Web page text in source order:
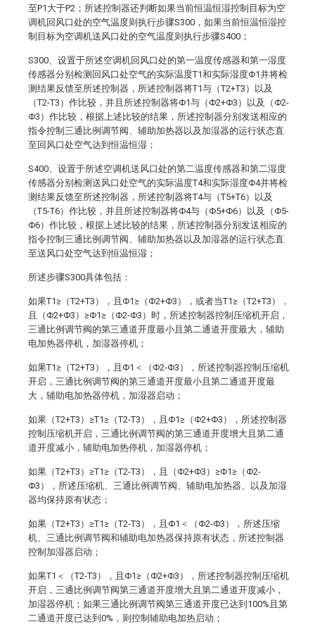
至P1大于P2；所述控制器还判断如果当前恒温恒湿控制目标为空
调机回风口处的空气温度则执行步骤S300，如果当前恒温恒湿控
制目标为空调机送风口处的空气温度则执行步骤S400；
S300、设置于所述空调机回风口处的第一温度传感器和第一湿度
传感器分别检测回风口处空气的实际温度T1和实际湿度Φ1并将检
测结果反馈至所述控制器，所述控制器将T1与（T2+T3）以及
（T2-T3）作比较，并且所述控制器将Φ1与（Φ2+Φ3）以及（Φ2-
Φ3）作比较，根据上述比较的结果，所述控制器分别发送相应的
指令控制三通比例调节阀、辅助加热器以及加湿器的运行状态直
至回风口处空气达到恒温恒湿；
S400、设置于所述空调机送风口处的第二温度传感器和第二湿度
传感器分别检测送风口处空气的实际温度T4和实际湿度Φ4并将检
测结果反馈至所述控制器，所述控制器将T4与（T5+T6）以及
（T5-T6）作比较，并且所述控制器将Φ4与（Φ5+Φ6）以及（Φ5-
Φ6）作比较，根据上述比较的结果，所述控制器分别发送相应的
指令控制三通比例调节阀、辅助加热器以及加湿器的运行状态直
至送风口处空气达到恒温恒湿；
所述步骤S300具体包括：
如果T1≥（T2+T3），且Φ1≥（Φ2+Φ3），或者当T1≥（T2+T3），
且（Φ2+Φ3）≥Φ1≥（Φ2-Φ3）时，所述控制器控制压缩机开启，
三通比例调节阀的第三通道开度最小且第二通道开度最大，辅助
电加热器停机，加湿器停机；
如果T1≥（T2+T3），且Φ1＜（Φ2-Φ3），所述控制器控制压缩机
开启，三通比例调节阀的第三通道开度最小且第二通道开度最
大，辅助电加热器停机，加湿器启动；
如果（T2+T3）≥T1≥（T2-T3），且Φ1≥（Φ2+Φ3），所述控制器
控制压缩机开启，三通比例调节阀的第三通道开度增大且第二通
道开度减小，辅助电加热停机，加湿器停机；
如果（T2+T3）≥T1≥（T2-T3），且（Φ2+Φ3）≥Φ1≥（Φ2-
Φ3），所述压缩机、三通比例调节阀、辅助电加热器、以及加湿
器均保持原有状态；
如果（T2+T3）≥T1≥（T2-T3），且Φ1＜（Φ2-Φ3），所述压缩
机、三通比例调节阀和辅助电加热器保持原有状态，所述控制器
控制加湿器启动；
如果T1＜（T2-T3），且Φ1≥（Φ2+Φ3），所述控制器控制压缩机
开启，三通比例调节阀第三通道开度增大且第二通道开度减小，
加湿器停机；如果三通比例调节阀第三通道开度已达到100%且第
二通道开度已达到0%，则控制辅助电加热启动；